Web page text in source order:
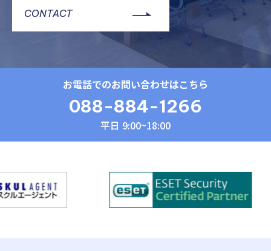
CONTACT
お電話でのお問い合わせはこちら
088-884-1266
平日 9:00~18:00